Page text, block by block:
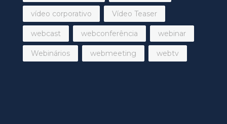
vídeo corporativo Vídeo Teaser
webcast webconferência webinar
Webinários webmeeting webtv